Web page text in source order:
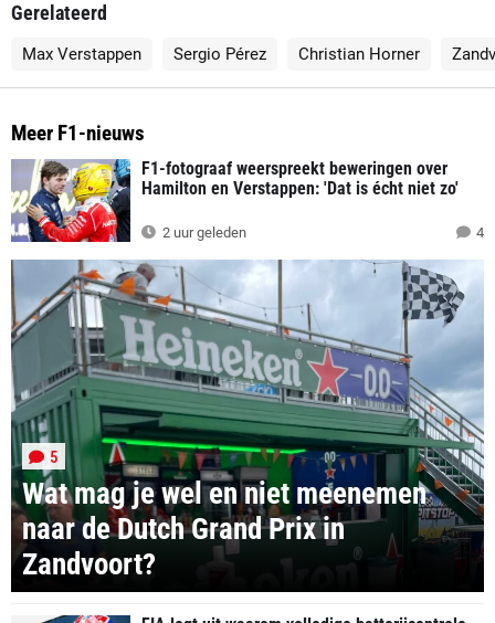
Gerelateerd
Max Verstappen Sergio Pérez Christian Horner
Meer F1-nieuws
F1-fotograaf weerspreekt beweringen over
Hamilton en Verstappen: 'Dat is écht niet zo'
2 uur geleden 4
Wat mag je wel en niet meenemen
naar de Dutch Grand Prix in
Zandvoort?
5